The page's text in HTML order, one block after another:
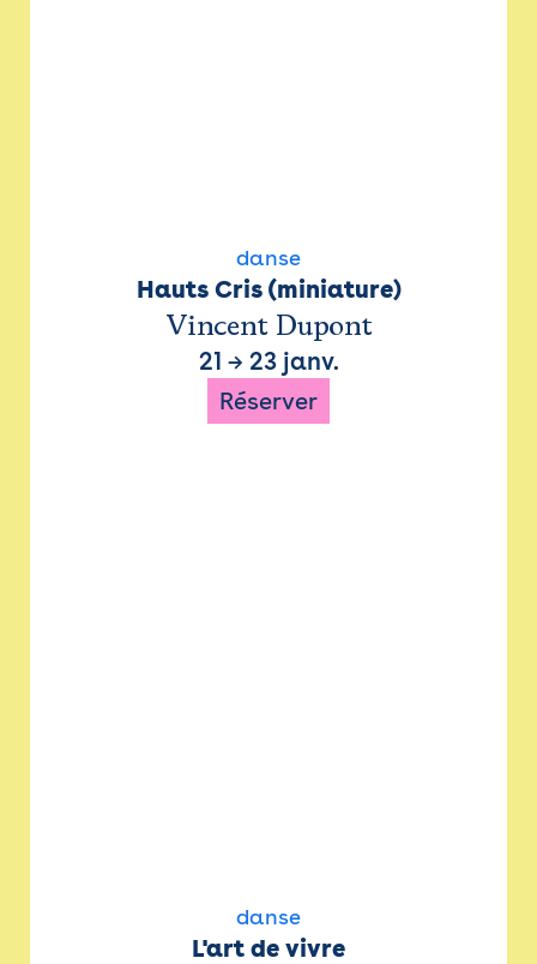
danse
Hauts Cris (miniature)
Vincent Dupont
21 → 23 janv.
Réserver
danse
L'art de vivre